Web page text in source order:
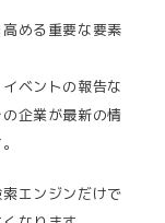
める重要な要素
ベントの報告な
企業が最新の情
エンジンだけで